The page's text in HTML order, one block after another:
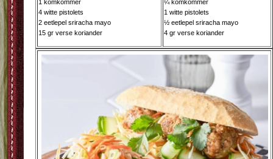
1 komkommer
4 witte pistolets
2 eetlepel sriracha mayo
15 gr verse koriander
¼ komkommer
1 witte pistolets
½ eetlepel sriracha mayo
4 gr verse koriander